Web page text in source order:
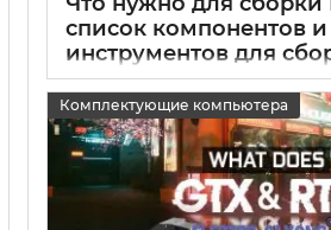
список компонентов и
инструментов для
компьютера
15 05 2025 0
Комплектующие компьютера